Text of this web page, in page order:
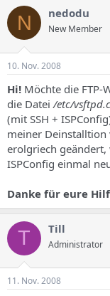
s
e
e
r
e
s
T
h
e
s
s
e
n
s
d
a
t
u
N nedodu
New Member
10. Nov. 2008
Hi! Möchte die FTP-
die Datei /etc/vsftpd
(mit SSH +
meiner Deinstalltion
erolgriech
ISPConfig einmal
Danke für eure
T Till
Administrator
11. Nov. 2008